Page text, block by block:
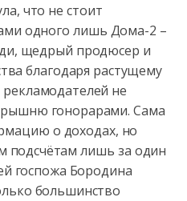
что не стоит
одного лишь Дома-2 –
щедрый продюсер и
благодаря растущему
не
гонорарами. Сама
о доходах, но
лишь за один
госпожа Бородина
большинство